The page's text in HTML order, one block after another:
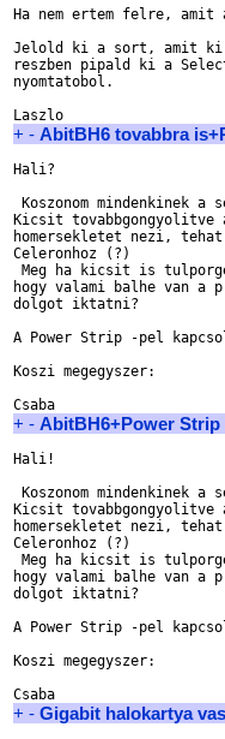
Ha nem ertem felre, amit
Jelold ki a sort, amit ki
reszben pipald ki a
nyomtatobol.
+ - AbitBH6 tovabbra
Hali?
Koszonom mindenkinek
Kicsit tovabbgongyolitve
homersekletet nezi,
Celeronhoz (?)
Meg ha kicsit is
hogy valami balhe van
dolgot iktatni?
A Power Strip -pel
Koszi megegyszer:
+ - AbitBH6+Power Strip
Hali!
Koszonom mindenkinek
Kicsit tovabbgongyolitve
homersekletet nezi,
Celeronhoz (?)
Meg ha kicsit is
hogy valami balhe van
dolgot iktatni?
A Power Strip -pel
Koszi megegyszer:
+ - Gigabit halokartya